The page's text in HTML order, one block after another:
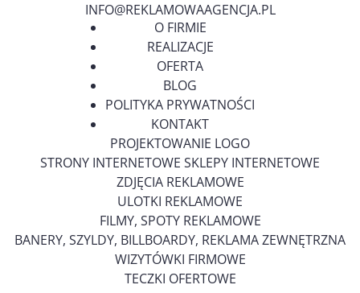
INFO@REKLAMOWAAGENCJA.PL
O FIRMIE
REALIZACJE
OFERTA
BLOG
POLITYKA PRYWATNOŚCI
KONTAKT
PROJEKTOWANIE LOGO
STRONY INTERNETOWE SKLEPY INTERNETOWE
ZDJĘCIA REKLAMOWE
ULOTKI REKLAMOWE
FILMY, SPOTY REKLAMOWE
BANERY, SZYLDY, BILLBOARDY, REKLAMA ZEWNĘTRZNA
WIZYTÓWKI FIRMOWE
TECZKI OFERTOWE